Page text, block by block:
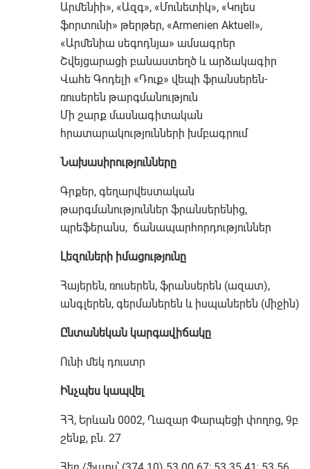
Արմենիի», «Ազգ», «Մունետիկ», «Կոլես
ֆորտունի» թերթեր, «Armenien Aktuell»,
«Արմենիա սեգոդնյա» ամսագրեր
Շվեյցարացի բանաստեղծ և արձակագիր
Վահե Գոդելի «Դուք» վեպի ֆրանսերեն-
ռուսերեն թարգմանություն
Մի շարք մասնագիտական
հրատարակությունների խմբագրում
Նախասիրությունները
Գրքեր, գեղարվեստական
թարգմանություններ ֆրանսերենից,
պրեֆերանս, ճանապարհորդություններ
Լեզուների իմացությունը
Հայերեն, ռուսերեն, ֆրանսերեն (ազատ),
անգլերեն, գերմաներեն և իսպաներեն (միջին)
Ընտանեկան կարգավիճակը
Ունի մեկ դուստր
Ինչպես կապվել
ՀՀ, Երևան 0002, Ղազար Փարպեցի փողոց, 9բ
շենք, բն. 27